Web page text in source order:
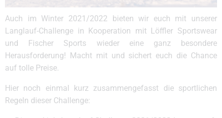
Auch im Winter 2021/2022 bieten wir euch mit unserer
Langlauf-Challenge in Kooperation mit Löffler Sportswear
und Fischer Sports wieder eine ganz besondere
Herausforderung! Macht mit und sichert euch die Chance
auf tolle Preise.
Hier noch einmal kurz zusammengefasst die sportlichen
Regeln dieser Challenge: